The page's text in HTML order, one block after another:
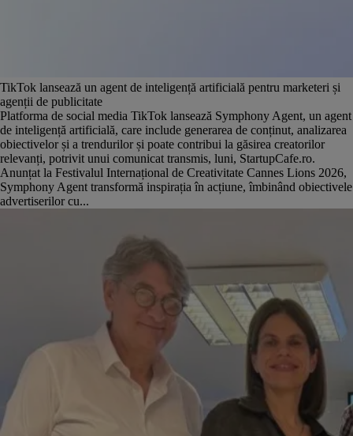
TikTok lansează un agent de inteligență artificială pentru marketeri și
agenții de publicitate
Platforma de social media TikTok lansează Symphony Agent, un agent
de inteligență artificială, care include generarea de conținut, analizarea
obiectivelor și a trendurilor și poate contribui la găsirea creatorilor
relevanți, potrivit unui comunicat transmis, luni, StartupCafe.ro.
Anunțat la Festivalul Internațional de Creativitate Cannes Lions 2026,
Symphony Agent transformă inspirația în acțiune, îmbinând obiectivele
advertiserilor cu...